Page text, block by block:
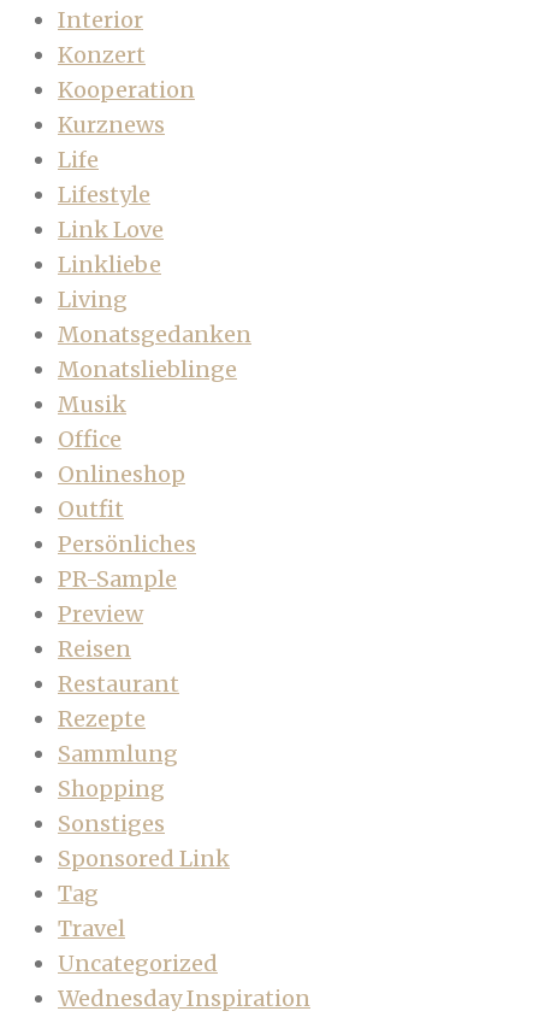
Interior
Konzert
Kooperation
Kurznews
Life
Lifestyle
Link Love
Linkliebe
Living
Monatsgedanken
Monatslieblinge
Musik
Office
Onlineshop
Outfit
Persönliches
PR-Sample
Preview
Reisen
Restaurant
Rezepte
Sammlung
Shopping
Sonstiges
Sponsored Link
Tag
Travel
Uncategorized
Wednesday Inspiration